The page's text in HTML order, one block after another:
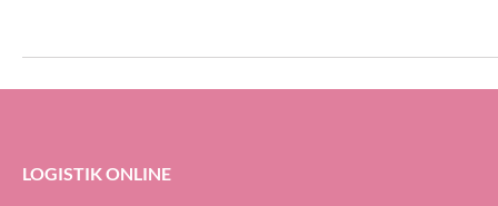
Prozent halten
LOGISTIK ONLINE